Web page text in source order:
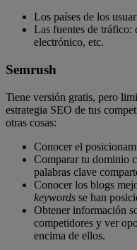
Los países de los
Las fuentes de tráfico:
electrónico, etc.
Semrush
Tiene versión gratis, pero
estrategia SEO de tus
otras cosas:
Conocer el
Comparar tu dominio
palabras clave
Conocer los blogs
keywords se han
Obtener información
competidores y ver
encima de ellos.